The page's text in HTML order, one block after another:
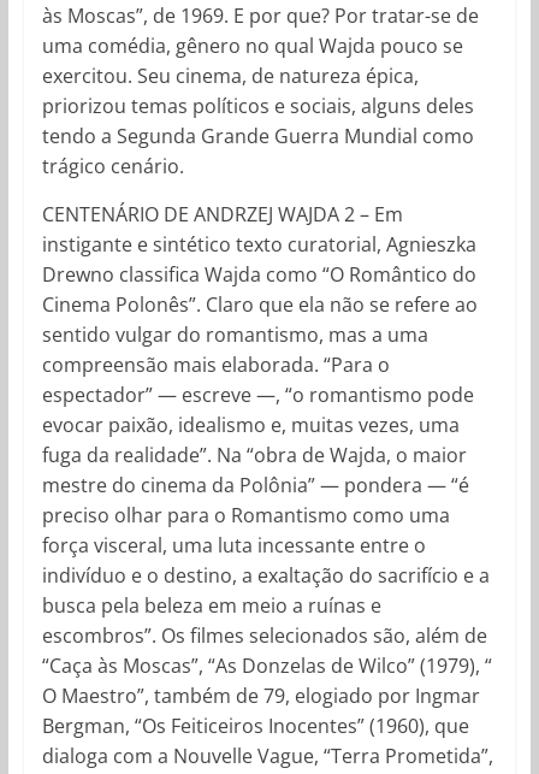
às Moscas”, de 1969. E por que? Por tratar-se de
uma comédia, gênero no qual Wajda pouco se
exercitou. Seu cinema, de natureza épica,
priorizou temas políticos e sociais, alguns deles
tendo a Segunda Grande Guerra Mundial como
trágico cenário.
CENTENÁRIO DE ANDRZEJ WAJDA 2 – Em
instigante e sintético texto curatorial, Agnieszka
Drewno classifica Wajda como “O Romântico do
Cinema Polonês”. Claro que ela não se refere ao
sentido vulgar do romantismo, mas a uma
compreensão mais elaborada. “Para o
espectador” — escreve —, “o romantismo pode
evocar paixão, idealismo e, muitas vezes, uma
fuga da realidade”. Na “obra de Wajda, o maior
mestre do cinema da Polônia” — pondera — “é
preciso olhar para o Romantismo como uma
força visceral, uma luta incessante entre o
indivíduo e o destino, a exaltação do sacrifício e a
busca pela beleza em meio a ruínas e
escombros”. Os filmes selecionados são, além de
“Caça às Moscas”, “As Donzelas de Wilco” (1979), “
O Maestro”, também de 79, elogiado por Ingmar
Bergman, “Os Feiticeiros Inocentes” (1960), que
dialoga com a Nouvelle Vague, “Terra Prometida”,